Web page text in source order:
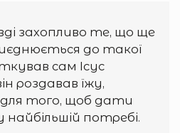
захопливо те, що ще
до такої
сам Ісус
роздавав їжу,
того, щоб дати
потребі.